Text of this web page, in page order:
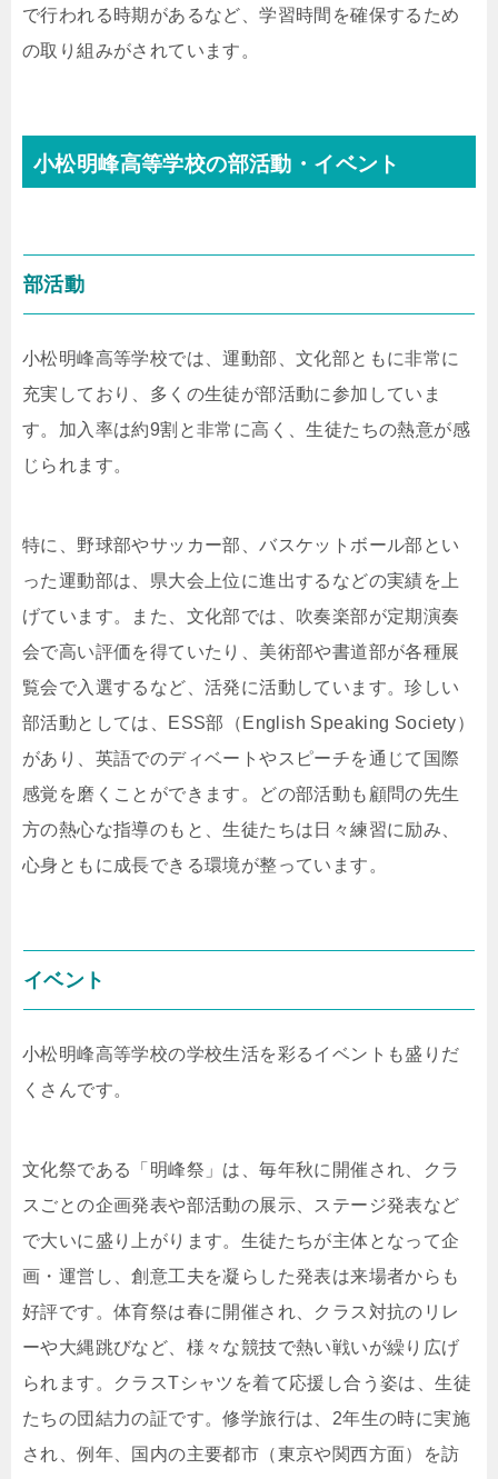
で行われる時期があるなど、学習時間を確保するため
の取り組みがされています。
小松明峰高等学校の部活動・イベント
部活動
小松明峰高等学校では、運動部、文化部ともに非常に
充実しており、多くの生徒が部活動に参加していま
す。加入率は約9割と非常に高く、生徒たちの熱意が感
じられます。
特に、野球部やサッカー部、バスケットボール部とい
った運動部は、県大会上位に進出するなどの実績を上
げています。また、文化部では、吹奏楽部が定期演奏
会で高い評価を得ていたり、美術部や書道部が各種展
覧会で入選するなど、活発に活動しています。珍しい
部活動としては、ESS部（English Speaking Society）
があり、英語でのディベートやスピーチを通じて国際
感覚を磨くことができます。どの部活動も顧問の先生
方の熱心な指導のもと、生徒たちは日々練習に励み、
心身ともに成長できる環境が整っています。
イベント
小松明峰高等学校の学校生活を彩るイベントも盛りだ
くさんです。
文化祭である「明峰祭」は、毎年秋に開催され、クラ
スごとの企画発表や部活動の展示、ステージ発表など
で大いに盛り上がります。生徒たちが主体となって企
画・運営し、創意工夫を凝らした発表は来場者からも
好評です。体育祭は春に開催され、クラス対抗のリレ
ーや大縄跳びなど、様々な競技で熱い戦いが繰り広げ
られます。クラスTシャツを着て応援し合う姿は、生徒
たちの団結力の証です。修学旅行は、2年生の時に実施
され、例年、国内の主要都市（東京や関西方面）を訪